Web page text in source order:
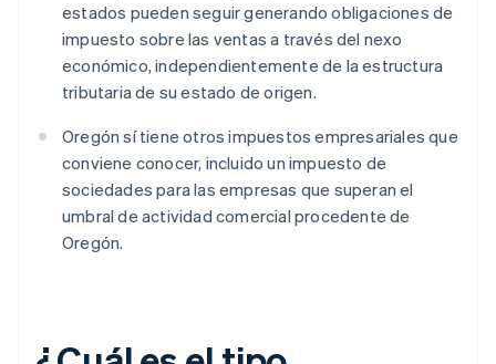
estados pueden seguir generando obligaciones de
impuesto sobre las ventas a través del nexo
económico, independientemente de la estructura
tributaria de su estado de origen.
Oregón sí tiene otros impuestos empresariales que
conviene conocer, incluido un impuesto de
sociedades para las empresas que superan el
umbral de actividad comercial procedente de
Oregón.